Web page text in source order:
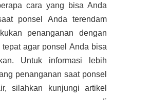
cara yang bisa Anda
ponsel Anda terendam
penanganan dengan
agar ponsel Anda bisa
Untuk informasi lebih
penanganan saat ponsel
silahkan kunjungi artikel